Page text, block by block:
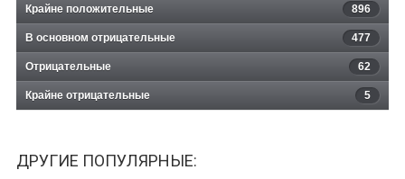
Крайне положительные 896
В основном отрицательные 477
Отрицательные 62
Крайне отрицательные 5
ДРУГИЕ ПОПУЛЯРНЫЕ: